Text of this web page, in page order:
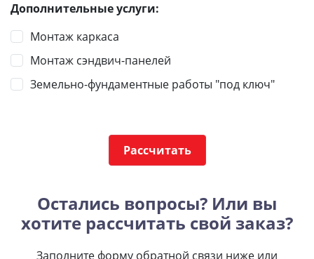
Дополнительные услуги:
Монтаж каркаса
Монтаж сэндвич-панелей
Земельно-фундаментные работы "под ключ"
Рассчитать
Остались вопросы? Или вы
хотите рассчитать свой заказ?
Заполните форму обратной связи ниже или